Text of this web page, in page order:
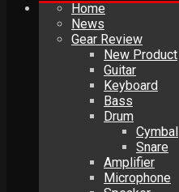
Home
News
Gear Review
New Product
Guitar
Keyboard
Bass
Drum
Cymbal
Snare
Amplifier
Microphone